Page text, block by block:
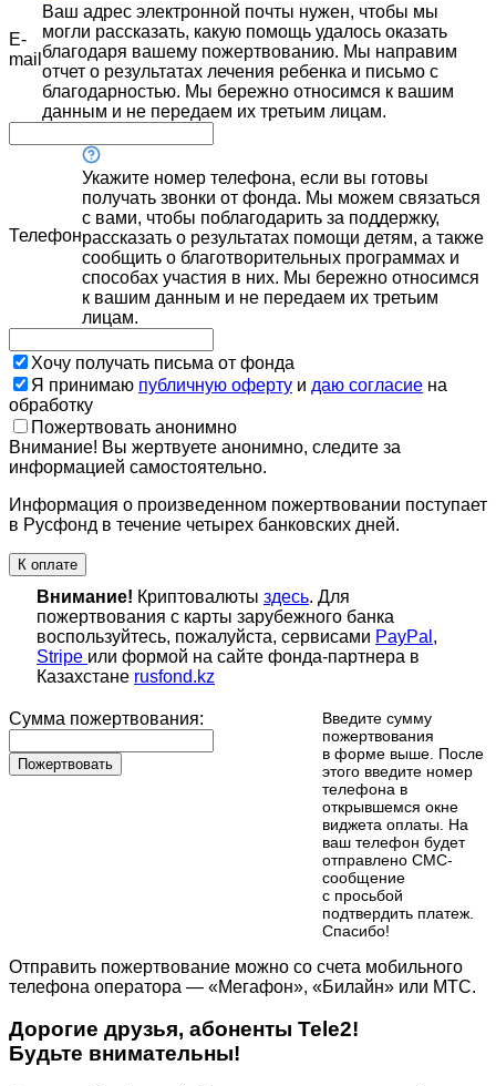
E-
mail
Ваш адрес электронной почты нужен, чтобы мы
могли рассказать, какую помощь удалось оказать
благодаря вашему пожертвованию. Мы направим
отчет о результатах лечения ребенка и письмо с
благодарностью. Мы бережно относимся к вашим
данным и не передаем их третьим лицам.
Телефон
Укажите номер телефона, если вы готовы
получать звонки от фонда. Мы можем связаться
с вами, чтобы поблагодарить за поддержку,
рассказать о результатах помощи детям, а также
сообщить о благотворительных программах и
способах участия в них. Мы бережно относимся
к вашим данным и не передаем их третьим
лицам.
Хочу получать письма от фонда
Я принимаю публичную оферту и даю согласие на
обработку
Пожертвовать анонимно
Внимание! Вы жертвуете анонимно, следите за
информацией самостоятельно.
Информация о произведенном пожертвовании поступает
в Русфонд в течение четырех банковских дней.
К оплате
Внимание! Криптовалюты здесь. Для
пожертвования с карты зарубежного банка
воспользуйтесь, пожалуйста, сервисами PayPal ,
Stripe или формой на сайте фонда-партнера в
Казахстане rusfond.kz
Сумма пожертвования:
Пожертвовать
Введите сумму
пожертвования
в форме выше. После
этого введите номер
телефона в
открывшемся окне
виджета оплаты. На
ваш телефон будет
отправлено СМС-
сообщение
с просьбой
подтвердить платеж.
Cпасибо!
Отправить пожертвование можно со счета мобильного
телефона оператора — «Мегафон», «Билайн» или МТС.
Дорогие друзья, абоненты Tele2!
Будьте внимательны!